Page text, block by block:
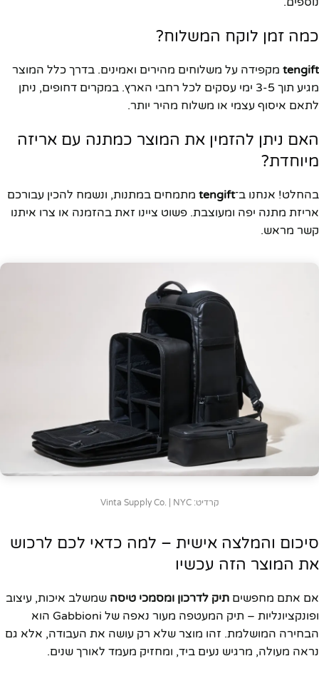
כמה זמן לוקח המשלוח?
tengift מקפידה על משלוחים מהירים ואמינים. בדרך כלל המוצר
מגיע תוך 3-5 ימי עסקים לכל רחבי הארץ. במקרים דחופים, ניתן
לתאם איסוף עצמי או משלוח מהיר יותר.
האם ניתן להזמין את המוצר כמתנה עם אריזה
מיוחדת?
בהחלט! אנחנו ב־tengift מתמחים במתנות, ונשמח להכין עבורכם
אריזת מתנה יפה ומעוצבת. פשוט ציינו זאת בהזמנה או צרו איתנו
קשר מראש.
קרדיט: Vinta Supply Co. | NYC
סיכום והמלצה אישית – למה כדאי לכם לרכוש
את המוצר הזה עכשיו
אם אתם מחפשים תיק לדרכון ומסמכי טיסה שמשלב איכות, עיצוב
ופונקציונליות – תיק המעטפה מעור נאפה של Gabbioni הוא
הבחירה המושלמת. זהו מוצר שלא רק עושה את העבודה, אלא גם
נראה מעולה, מרגיש נעים ביד, ומחזיק מעמד לאורך שנים.